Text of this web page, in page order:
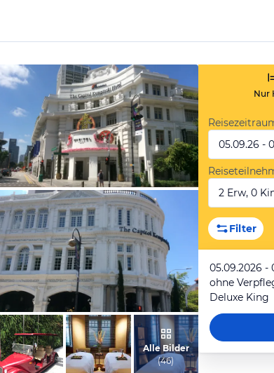
von Jens, Februar 2019
von Jens, Februar 2019
Alle Bilder
(46)
Nur
05.09.26 -
2 Erw, 0
Filter
05.09.2026 -
ohne
Deluxe King